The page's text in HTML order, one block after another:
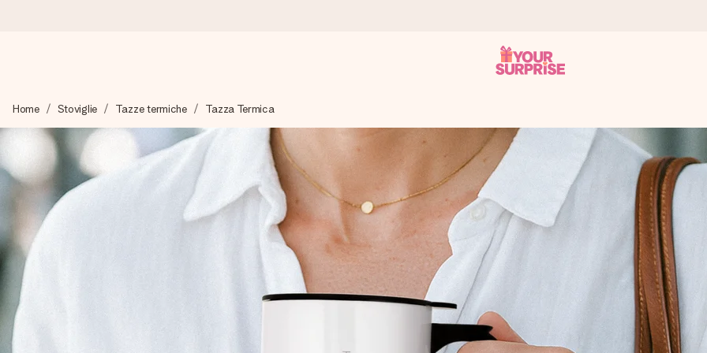
Prepariamo il tuo regalo con attenzione e lo spediamo in un lampo – così potrai consegnarlo al momento giusto, quando conta
4,7 (basato su +15.000 recensioni)
I nostri regali ispirano. I clienti ci valutano 4,7 su Google Reviews.
Realizza qualcosa di unico in pochi passi – con il suo nome, una tua foto o un messaggio che tocchi il cuore. Nessuna
Home Stoviglie Tazze termiche Tazza Termica